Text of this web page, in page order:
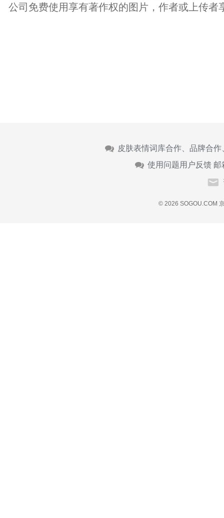
公司免费使用享有著作权的图片，作者或上传者
皮肤表情词库合作、品牌合
使用问题用户反馈 邮
© 2026 SOGOU.COM